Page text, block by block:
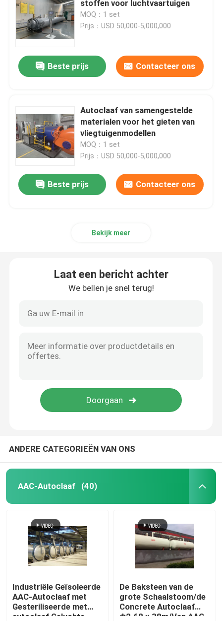
Koolstof Samengestelde Delen
Chemische Drukvaten
Olie gestookte stoomketel
Chemische Kolom
Chemische Opslagtanks
stoffen voor luchtvaartuigen
MOQ：1 set
Prijs：USD 50,000-5,000,000
Beste prijs Contacteer ons
Autoclaaf van samengestelde
materialen voor het gieten van
vliegtuigenmodellen
MOQ：1 set
Prijs：USD 50,000-5,000,000
Beste prijs Contacteer ons
Bekijk meer
Laat een bericht achter
We bellen je snel terug!
ANDERE CATEGORIEËN VAN ONS
AAC-Autoclaaf (40)
Industriële Geïsoleerde
AAC-Autoclaaf met
Gesteriliseerde met
autoclaaf Geluchte
De Baksteen van de
grote Schaalstoom/de
Concrete Autoclaaf
Φ2.68 × 38m/Van AAC